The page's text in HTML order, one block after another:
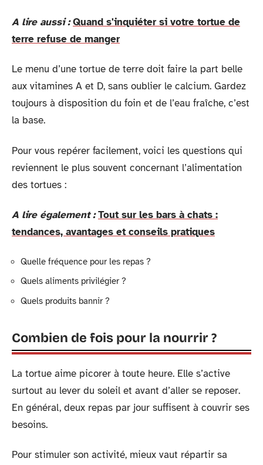
A lire aussi : Quand s'inquiéter si votre tortue de
terre refuse de manger
Le menu d’une tortue de terre doit faire la part belle
aux vitamines A et D, sans oublier le calcium. Gardez
toujours à disposition du foin et de l’eau fraîche, c’est
la base.
Pour vous repérer facilement, voici les questions qui
reviennent le plus souvent concernant l’alimentation
des tortues :
A lire également : Tout sur les bars à chats :
tendances, avantages et conseils pratiques
Quelle fréquence pour les repas ?
Quels aliments privilégier ?
Quels produits bannir ?
Combien de fois pour la nourrir ?
La tortue aime picorer à toute heure. Elle s’active
surtout au lever du soleil et avant d’aller se reposer.
En général, deux repas par jour suffisent à couvrir ses
besoins.
Pour stimuler son activité, mieux vaut répartir sa